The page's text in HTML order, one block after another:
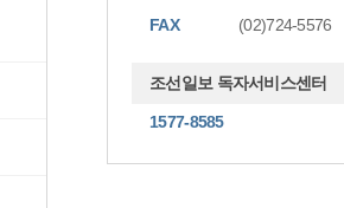
FAX
(02)724-5576
조선일보 독자서비스센터
1577-8585